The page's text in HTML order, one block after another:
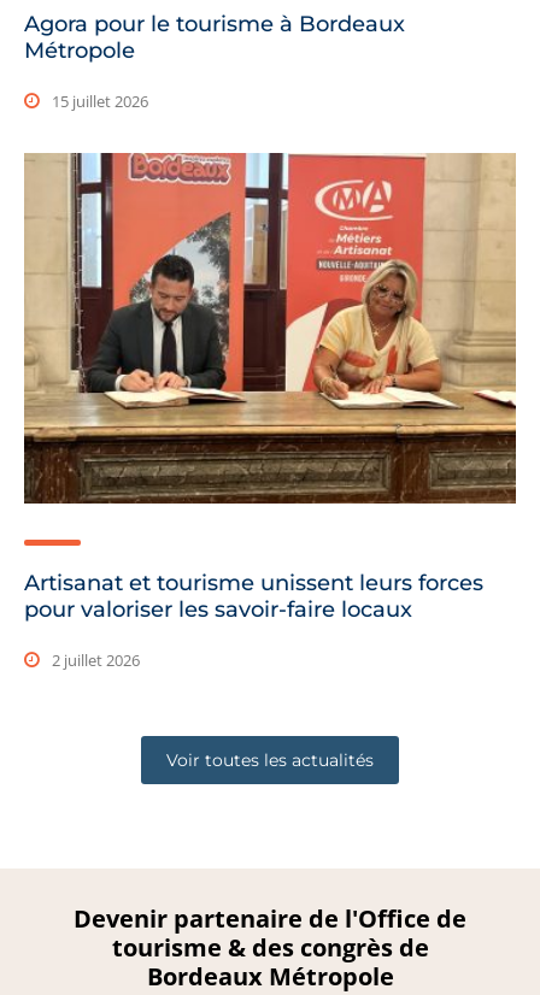
Agora pour le tourisme à Bordeaux
Métropole
15 juillet 2026
Artisanat et tourisme unissent leurs forces
pour valoriser les savoir-faire locaux
2 juillet 2026
Voir toutes les actualités
Devenir partenaire de l'Office de
tourisme & des congrès de
Bordeaux Métropole